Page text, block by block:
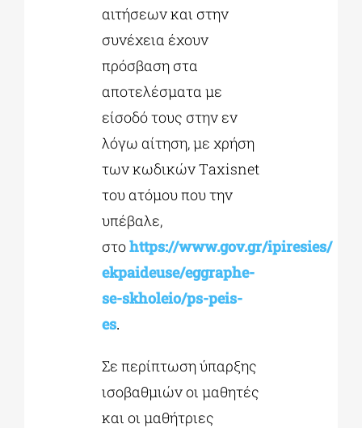
αιτήσεων και στην
συνέχεια έχουν
πρόσβαση στα
αποτελέσματα με
είσοδό τους στην εν
λόγω αίτηση, με χρήση
των κωδικών Τaxisnet
του ατόμου που την
υπέβαλε,
στοhttps://www.gov.gr/ipiresies/
ekpaideuse/eggraphe-
se-skholeio/ps-peis-
es.
Σε περίπτωση ύπαρξης
ισοβαθμιών οι μαθητές
και οι μαθήτριες